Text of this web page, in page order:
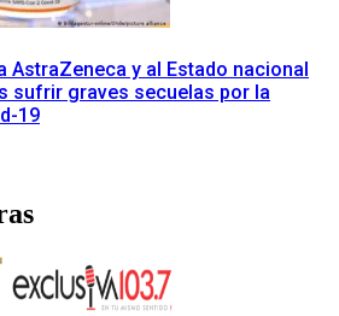
AstraZeneca y al Estado nacional
sufrir graves secuelas por la
19